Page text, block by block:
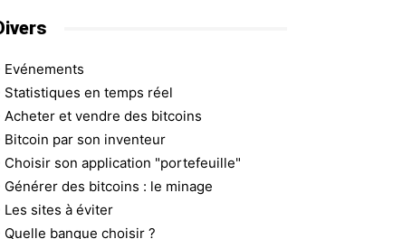
Evénements
Statistiques en temps réel
Acheter et vendre des bitcoins
Bitcoin par son inventeur
Choisir son application "portefeuille"
Générer des bitcoins : le minage
Les sites à éviter
Quelle banque choisir ?